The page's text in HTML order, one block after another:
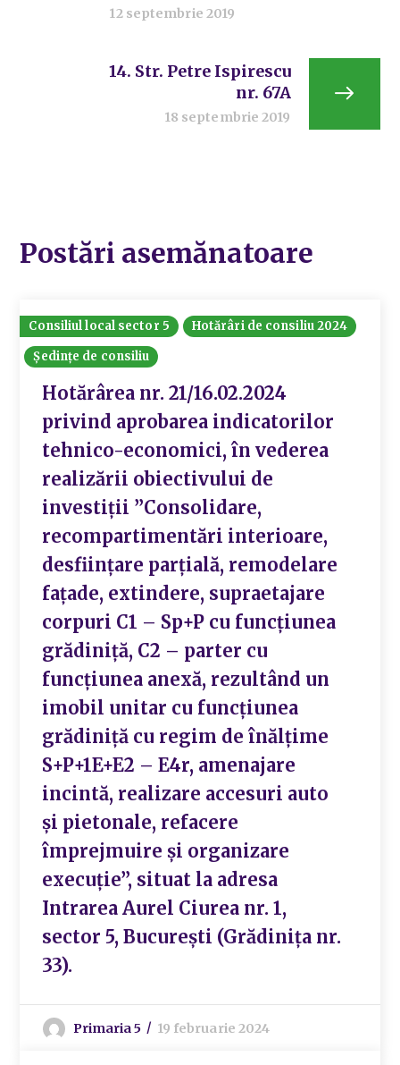
12 septembrie 2019
14. Str. Petre Ispirescu
nr. 67A
18 septembrie 2019
Postări asemănatoare
Consiliul local sector 5
Hotărâri de consiliu 2024
Ședințe de consiliu
Hotărârea nr. 21/16.02.2024
privind aprobarea indicatorilor
tehnico-economici, în vederea
realizării obiectivului de
investiții ”Consolidare,
recompartimentări interioare,
desființare parțială, remodelare
fațade, extindere, supraetajare
corpuri C1 – Sp+P cu funcțiunea
grădiniță, C2 – parter cu
funcțiunea anexă, rezultând un
imobil unitar cu funcțiunea
grădiniță cu regim de înălțime
S+P+1E+E2 – E4r, amenajare
incintă, realizare accesuri auto
și pietonale, refacere
împrejmuire și organizare
execuție”, situat la adresa
Intrarea Aurel Ciurea nr. 1,
sector 5, București (Grădinița nr.
33).
Primaria 5 19 februarie 2024